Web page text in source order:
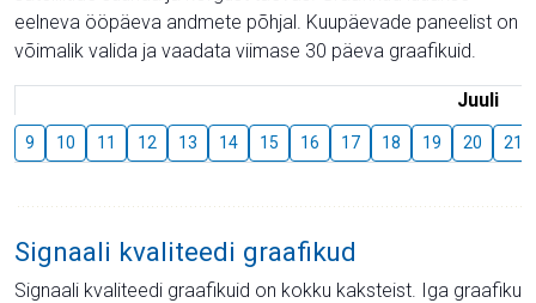
eelneva ööpäeva andmete põhjal. Kuupäevade paneelist on
võimalik valida ja vaadata viimase 30 päeva graafikuid.
Juuli
9 10 11 12 13 14 15 16 17 18 19 20 21
Signaali kvaliteedi graafikud
Signaali kvaliteedi graafikuid on kokku kaksteist. Iga graafiku